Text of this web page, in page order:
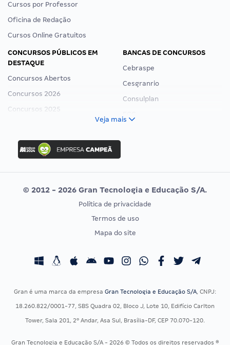
Cursos por Professor
Oficina de Redação
Cursos Online Gratuitos
CONCURSOS PÚBLICOS EM
DESTAQUE
Concursos Abertos
Concursos 2026
Concursos 2025
Concurso Ibama
Concurso MPU
Editais publicados
BANCAS DE CONCURSOS
Cebraspe
Cesgranrio
Consulplan
Vunesp
CONCURSOS POR PROFISSÃO
Concursos Fiscais
Concursos Saúde
EXAME DE ORDEM
Calendário OAB
Veja mais
© 2012 - 2026 Gran Tecnologia e Educação S/A.
Política de privacidade
Termos de uso
Mapa do site
Gran é uma marca da empresa Gran Tecnologia e Educação S/A, CNPJ:
18.260.822/0001-77, SBS Quadra 02, Bloco J, Lote 10, Edifício Carlton
Tower, Sala 201, 2º Andar, Asa Sul, Brasília-DF, CEP 70.070-120.
Gran Tecnologia e Educação S/A - 2026 © Todos os direitos reservados ®